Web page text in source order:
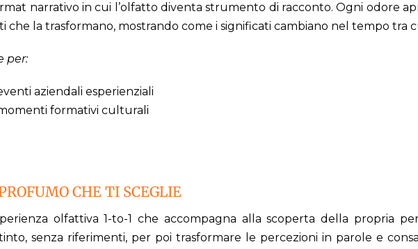
narrativo in cui l’olfatto diventa strumento di racconto. Ogni odore
che la trasformano, mostrando come i significati cambiano nel tempo tra
per:
aziendali esperienziali
formativi culturali
CHE TI SCEGLIE
olfattiva 1-to-1 che accompagna alla scoperta della propria
senza riferimenti, per poi trasformare le percezioni in parole e